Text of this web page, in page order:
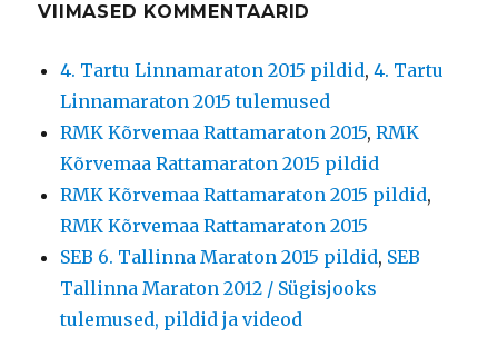
VIIMASED KOMMENTAARID
4. Tartu Linnamaraton 2015 pildid,4. Tartu
Linnamaraton 2015 tulemused
RMK Kõrvemaa Rattamaraton 2015,RMK
Kõrvemaa Rattamaraton 2015 pildid
RMK Kõrvemaa Rattamaraton 2015 pildid,
RMK Kõrvemaa Rattamaraton 2015
SEB 6. Tallinna Maraton 2015 pildid, SEB
Tallinna Maraton 2012 / Sügisjooks
tulemused, pildid ja videod